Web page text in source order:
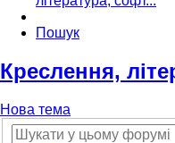
Пошук
Креслення,
Нова тема